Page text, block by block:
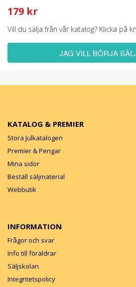
179 kr
Vill du sälja från vår katalog? Klicka på
JAG VILL BÖRJA
KATALOG & PREMIER
Stora Julkatalogen
Premier & Pengar
Mina sidor
Beställ säljmaterial
Webbutik
INFORMATION
Frågor och svar
Info till föräldrar
Säljskolan
Integritetspolicy